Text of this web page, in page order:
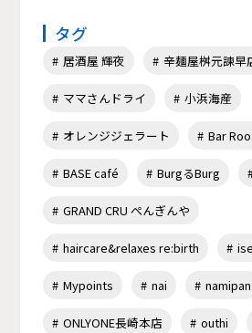
タグ
居酒屋 輝夜 辛麺屋桝元諫早
ママさんドライ 小浜海産
オレンジジェラート Bar
BASE café BurgるBurg
GRAND CRU ぺんぎんや
haircare&relaxes re:birth
Mypoints nai namipan
ONLYONE長崎本店 outhi